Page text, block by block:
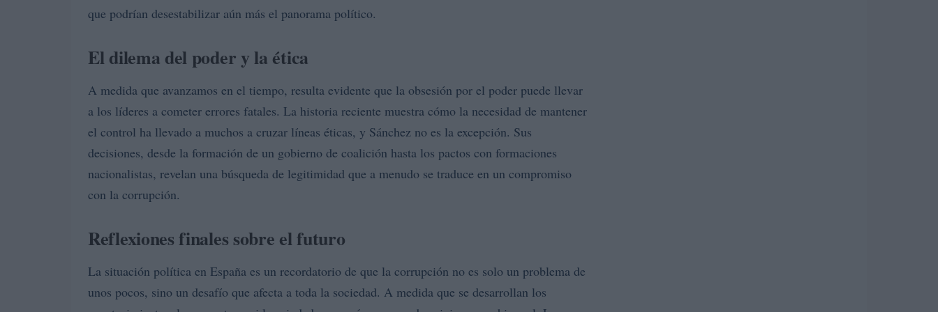
que podrían desestabilizar aún más el panorama político.
El dilema del poder y la ética
A medida que avanzamos en el tiempo, resulta evidente que la obsesión por el poder puede llevar
a los líderes a cometer errores fatales. La historia reciente muestra cómo la necesidad de mantener
el control ha llevado a muchos a cruzar líneas éticas, y Sánchez no es la excepción. Sus
decisiones, desde la formación de un gobierno de coalición hasta los pactos con formaciones
nacionalistas, revelan una búsqueda de legitimidad que a menudo se traduce en un compromiso
con la corrupción.
Reflexiones finales sobre el futuro
La situación política en España es un recordatorio de que la corrupción no es solo un problema de
unos pocos, sino un desafío que afecta a toda la sociedad. A medida que se desarrollan los